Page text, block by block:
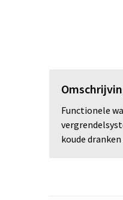
Functionele
koude